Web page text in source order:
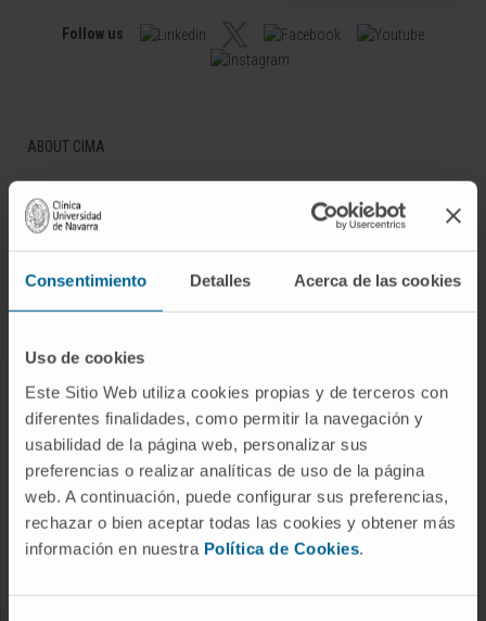
Consentimiento Detalles Acerca de las cookies
Uso de cookies
Este Sitio Web utiliza cookies propias y de terceros con
diferentes finalidades, como permitir la navegación y
usabilidad de la página web, personalizar sus
preferencias o realizar analíticas de uso de la página
web. A continuación, puede configurar sus preferencias,
rechazar o bien aceptar todas las cookies y obtener más
información en nuestra Política de Cookies.
Follow us
ABOUT CIMA
Research Center of the Clinica
Campus of the Universidad de Navarra
Organization
DISEASES
Cancer
Cardiovascular diseases
Liver diseases
Nervous System diseases